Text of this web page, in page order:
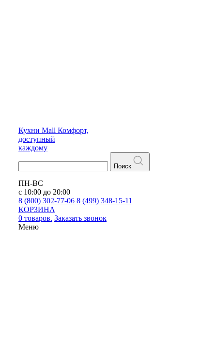
Кухни Mall Комфорт,
доступный
каждому
Поиск
ПН-ВС
с 10:00 до 20:00
8 (800) 302-77-06 8 (499) 348-15-11
КОРЗИНА
0 товаров. Заказать звонок
Меню